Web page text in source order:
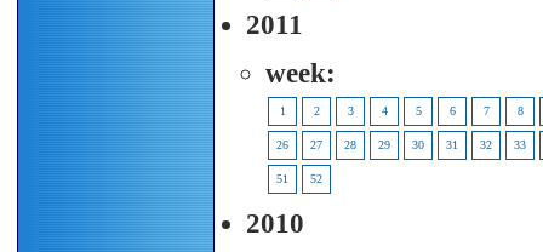
2011
week:
1 2 3 4 5 6 7 8
26 27 28 29 30 31 32 33
51 52
2010